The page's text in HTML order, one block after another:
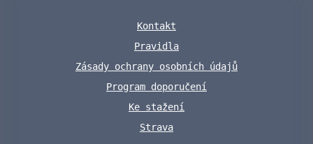
Kontakt
Pravidla
Zásady ochrany osobních údajů
Program doporučení
Ke stažení
Strava